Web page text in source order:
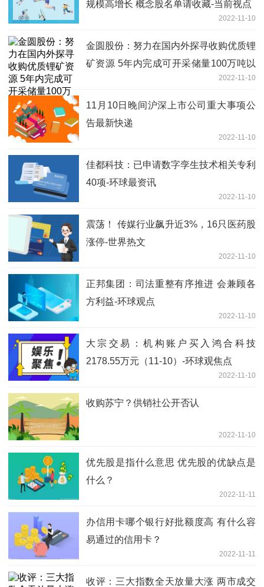
规模高增长 概念股名单请收藏-当前视点
2022-11-10
金圆股份：努力在国内外探寻收购优质锂
矿资源 5年内完成可开采储量100万吨以
2022-11-10
11月10日晚间沪深上市公司重大事项公
告最新快递
2022-11-10
佳都科技：已申请数字孪生技术相关专利
40项-环球最资讯
2022-11-10
震荡！ 传媒行业飙升近3%，16只医药股
涨停-世界热文
2022-11-10
正邦集团：司法重整有序推进 会兼顾各
方利益-环球观点
2022-11-10
大宗交易：机构账户买入鸿合科技
2178.55万元（11-10）-环球观焦点
2022-11-10
收购苏宁？供销社公开否认
2022-11-10
优先股是指什么意思 优先股的优缺点是
什么？
2022-11-11
办信用卡哪个银行好批额度高 有什么容
易通过的信用卡？
2022-11-11
收评：三大指数全天放量大涨 两市成交